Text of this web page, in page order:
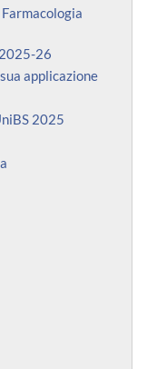
26
applicazione
2025